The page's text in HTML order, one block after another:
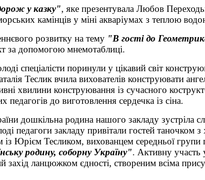
у казку", яке презентувала Любов
камінців у міні акваріумах з теплою
розвитку на тему "В гості до
за допомогою мнемотаблиці.
спеціалісти поринули у цікавий світ
Теслик вчила вихователів конструювати
хвилини конструювання із сучасного
до виготовлення сердечка із сіна.
дошкільна родина нашого закладу
педагоги закладу привітали гостей таночком
із Юрієм Тесликом, вихованцем середньої
родину, соборну Україну". Активну участь
захід ланцюжком єдності, створеним всіма